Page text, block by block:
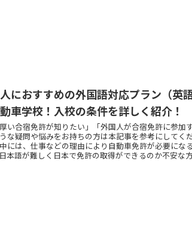
におすすめの外国語対応プラン（英
車学校！入校の条件を詳しく紹介！
い合宿免許が知りたい」「外国人が合宿免許に参加
な疑問や悩みをお持ちの方は本記事を参考にしてく
には、仕事などの理由により自動車免許が必要にな
本語が難しく日本で免許の取得ができるのか不安な